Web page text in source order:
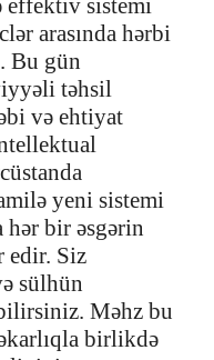
effektiv sistemi
arasında hərbi
Bu gün
təhsil
və ehtiyat
yeni sistemi
bir əsgərin
edir. Siz
sülhün
Məhz bu
birlikdə